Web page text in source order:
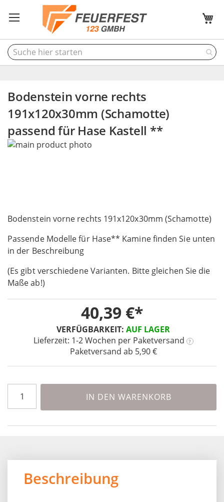
Bodenstein vorne rechts
191x120x30mm (Schamotte)
passend für Hase Kastell **
Bodenstein vorne rechts 191x120x30mm (Schamotte)
Passende Modelle für Hase** Kamine finden Sie unten
in der Beschreibung
(Es gibt verschiedene Varianten. Bitte gleichen Sie die
Maße ab!)
VERFÜGBARKEIT: AUF LAGER
Lieferzeit: 1-2 Wochen per Paketversand ?
Paketversand ab 5,90 €
40,39 €
IN DEN WARENKORB
Skip
gallery
to
beginning
of
images
gallery
Beschreibung